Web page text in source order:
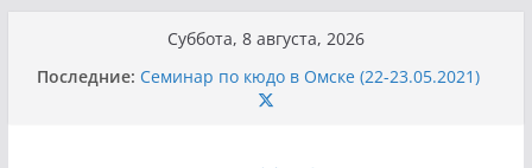
содержимому
Суббота, 8 августа, 2026
Последние: Семинар по кюдо в Омске (22-23.05.2021)
Чемпионат Росcии, Дёмино (2-5.09.2021)